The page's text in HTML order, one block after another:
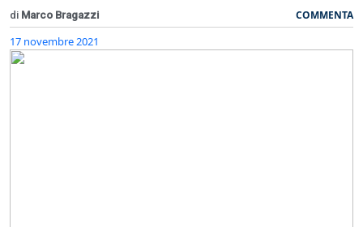
di Marco Bragazzi COMMENTA
17 novembre 2021